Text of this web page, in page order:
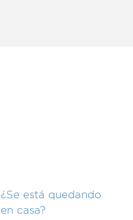
¿Se está quedando
en casa?